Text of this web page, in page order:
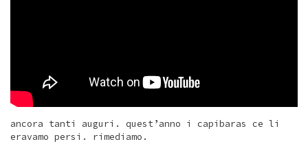
ancora tanti auguri. quest’anno i capibaras ce li
eravamo persi. rimediamo.